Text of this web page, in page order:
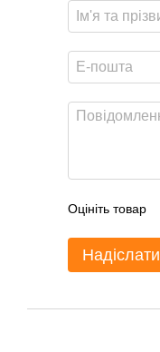
Оцініть товар
Надіслати